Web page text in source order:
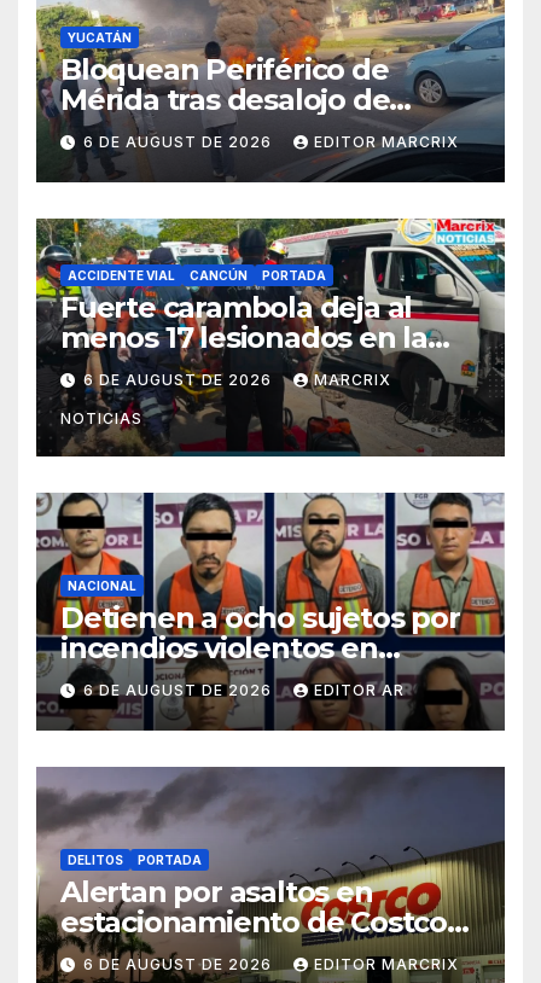
YUCATÁN
Bloquean Periférico de
Mérida tras desalojo de
predio en San José Tecoh
6 DE AUGUST DE 2026 EDITOR MARCRIX
ACCIDENTE VIAL CANCÚN PORTADA
Fuerte carambola deja al
menos 17 lesionados en la
avenida Nichupté de Cancún
6 DE AUGUST DE 2026 MARCRIX
NOTICIAS
NACIONAL
Detienen a ocho sujetos por
incendios violentos en
Tabasco tras ataques
coordinados
6 DE AUGUST DE 2026 EDITOR AR
DELITOS PORTADA
Alertan por asaltos en
estacionamiento de Costco
Cancún
6 DE AUGUST DE 2026 EDITOR MARCRIX